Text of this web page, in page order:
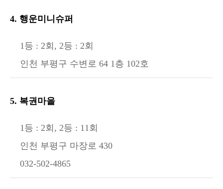
4. 행운미니슈퍼
1등 : 2회, 2등 : 2회
인천 부평구 수변로 64 1층 102호
5. 복권마을
1등 : 2회, 2등 : 11회
인천 부평구 마장로 430
032-502-4865